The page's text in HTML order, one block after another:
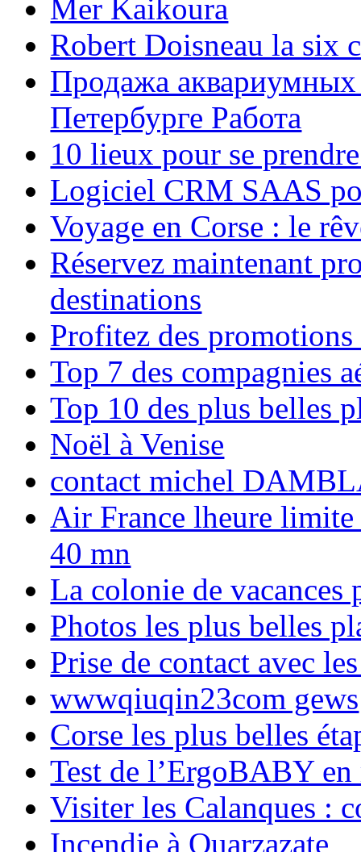
Mer Kaikoura
Robert Doisneau la six
Продажа аквариумных
Петербурге Работа
10 lieux pour se
Logiciel CRM SAAS
Voyage en Corse : le
Réservez maintenant
destinations
Profitez des
Top 7 des compagnies
Top 10 des plus belles
Noël à Venise
contact michel
Air France lheure limite
40 mn
La colonie de vacances
Photos les plus belles
Prise de contact avec
wwwqiuqin23com gews
Corse les plus belles
Test de l’ErgoBABY en
Visiter les Calanques :
Incendie à Ouarzazate